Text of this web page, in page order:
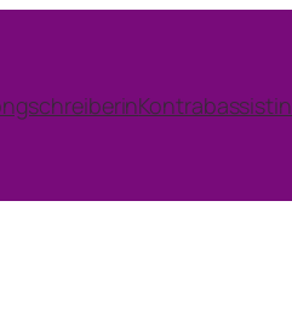
Kontrabassistin